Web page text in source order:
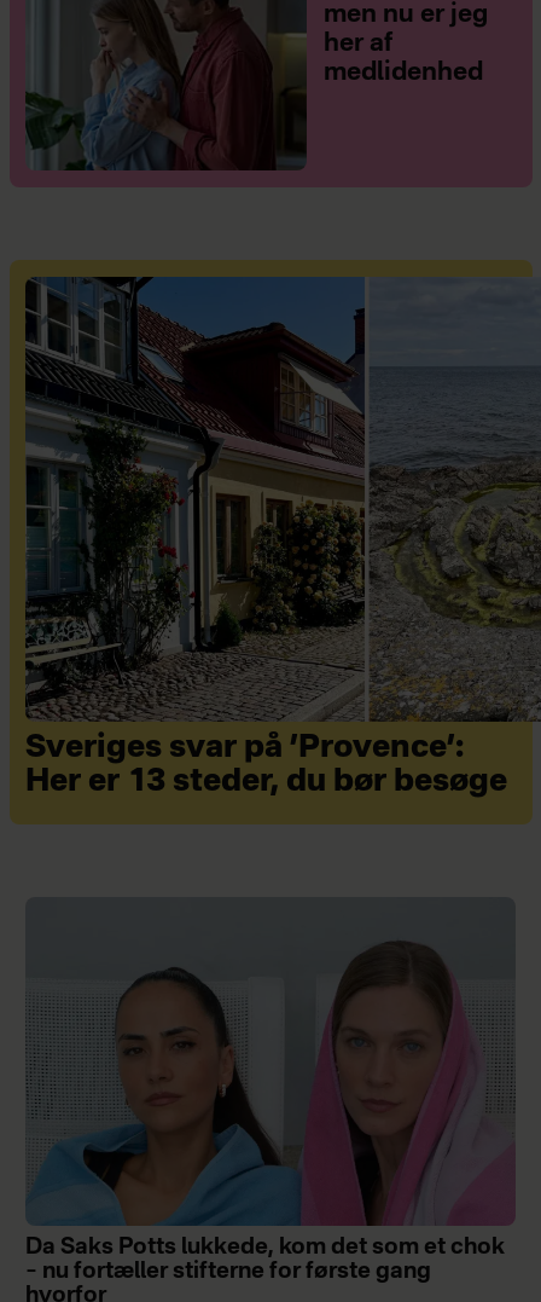
men nu er jeg
her af
medlidenhed
Sveriges svar på ’Provence’:
Her er 13 steder, du bør besøge
Da Saks Potts lukkede, kom det som et chok
– nu fortæller stifterne for første gang
hvorfor